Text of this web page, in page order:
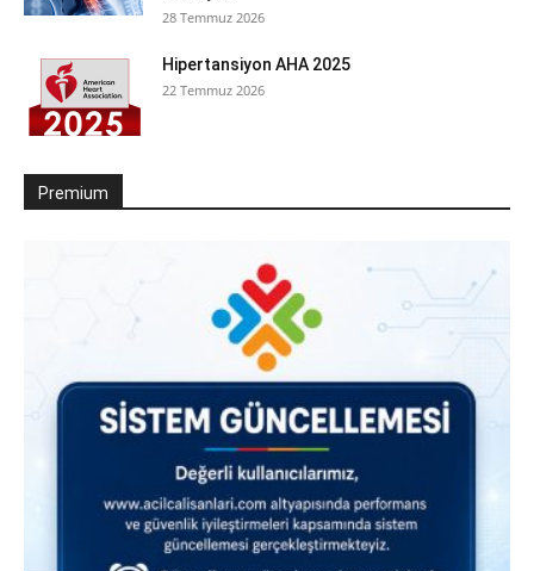
28 Temmuz 2026
Hipertansiyon AHA 2025
22 Temmuz 2026
Premium